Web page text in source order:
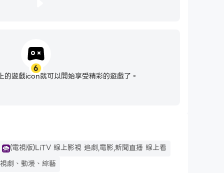
6
的遊戲icon就可以開始享受精彩的遊戲了。
(電視版)LiTV 線上影視 追劇,電影,新聞直播 線上看
劇、動漫、綜藝